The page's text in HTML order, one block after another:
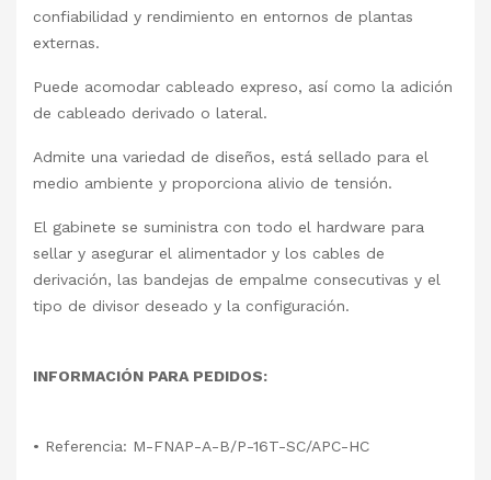
confiabilidad y rendimiento en entornos de plantas
externas.
Puede acomodar cableado expreso, así como la adición
de cableado derivado o lateral.
Admite una variedad de diseños, está sellado para el
medio ambiente y proporciona alivio de tensión.
El gabinete se suministra con todo el hardware para
sellar y asegurar el alimentador y los cables de
derivación, las bandejas de empalme consecutivas y el
tipo de divisor deseado y la configuración.
INFORMACIÓN PARA PEDIDOS:
• Referencia: M-FNAP-A-B/P-16T-SC/APC-HC